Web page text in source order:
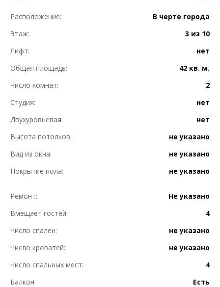
Расположение:
В черте города
Этаж:
3 из 10
Лифт:
нет
Общая площадь:
42 кв. м.
Число комнат:
2
Студия:
нет
Двухуровневая:
нет
Высота потолков:
не указано
Вид из окна:
не указано
Покрытие пола:
не указано
Ремонт:
Не указано
Вмещает гостей:
4
Число спален:
не указано
Число кроватей:
не указано
Число спальных мест:
4
Балкон:
Есть